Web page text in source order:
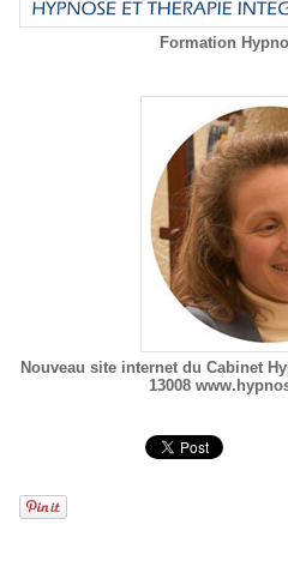
Formation
Nouveau site internet du Cabinet
13008